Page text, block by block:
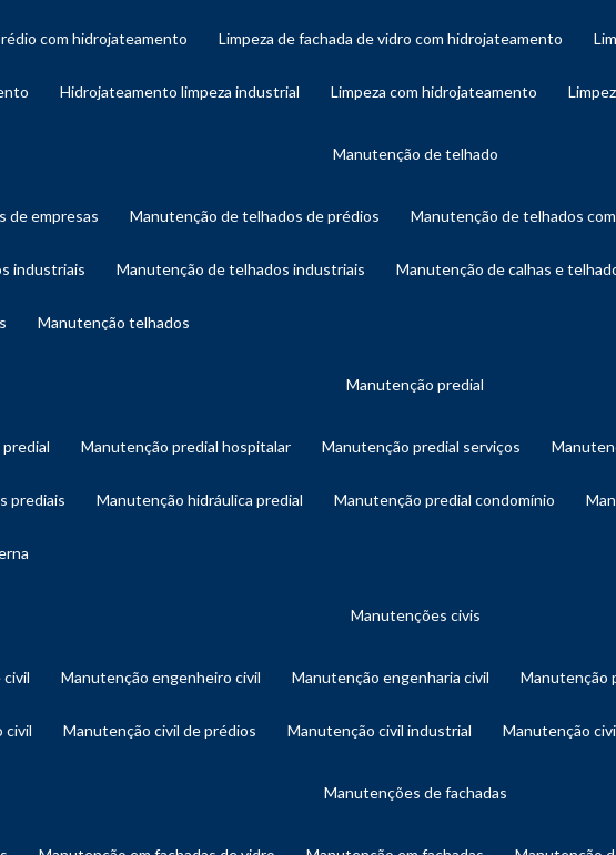
com hidrojateamento limpeza de fachada de vidro com hidrojateamento
hidrojateamento limpeza industrial limpeza com hidrojateamento
manutenção de telhado
de empresas manutenção de telhados de prédios manutenção de telhados
industriais manutenção de telhados industriais manutenção de calhas e
manutenção telhados
manutenção predial
predial manutenção predial hospitalar manutenção predial serviços
prediais manutenção hidráulica predial manutenção predial condomínio
manutenções civis
civil manutenção engenheiro civil manutenção engenharia civil
civil manutenção civil de prédios manutenção civil industrial manutenção
manutenções de fachadas